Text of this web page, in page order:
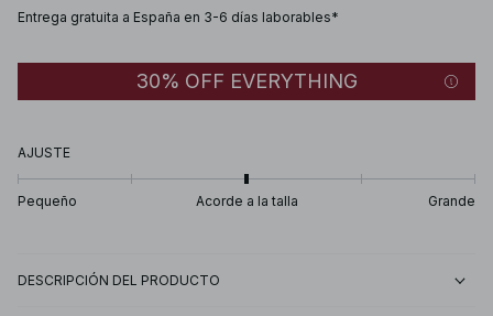
Entrega gratuita a España en 3-6 días laborables*
30% OFF EVERYTHING
AJUSTE
Pequeño Acorde a la talla Grande
DESCRIPCIÓN DEL PRODUCTO